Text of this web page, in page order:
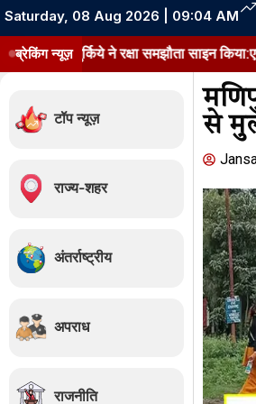
Saturday, 08 Aug 2026 | 09:04 AM
ब्रेकिंग न्यूज़
ने रक्षा समझौता साइन किया:एक पर हमला
टॉप न्यूज़
राज्य-शहर
अंतर्राष्ट्रीय
अपराध
राजनीति
से